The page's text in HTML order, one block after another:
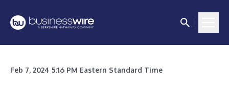
Feb 7, 2024 5:16 PM Eastern Standard Time